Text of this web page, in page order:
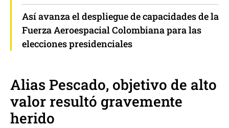
Así avanza el despliegue de capacidades de la
Fuerza Aeroespacial Colombiana para las
elecciones presidenciales
Alias Pescado, objetivo de alto
valor resultó gravemente
herido